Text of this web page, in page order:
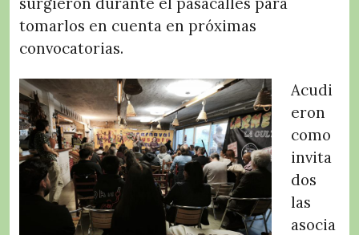
tomarlos en cuenta en próximas
convocatorias.
Acudi
eron
como
invita
dos
las
asocia